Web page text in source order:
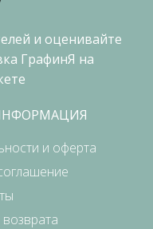
и оферта